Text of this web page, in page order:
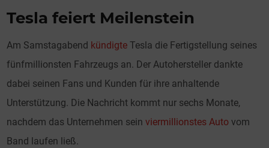
Tesla feiert Meilenstein
Am Samstagabend kündigte Tesla die Fertigstellung seines
fünfmillionsten Fahrzeugs an. Der Autohersteller dankte
dabei seinen Fans und Kunden für ihre anhaltende
Unterstützung. Die Nachricht kommt nur sechs Monate,
nachdem das Unternehmen seinviermillionstes Auto vom
Band laufen ließ.